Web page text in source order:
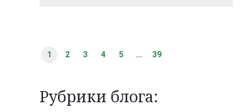
1 2 3 4 5 ... 39
Рубрики блога: